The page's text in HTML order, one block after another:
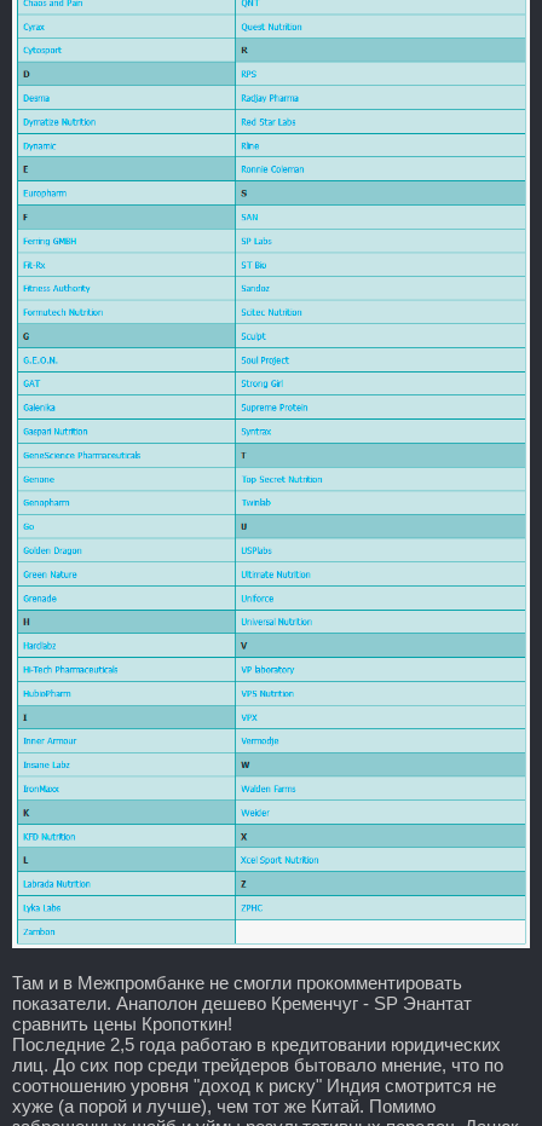
Там и в Межпромбанке не смогли прокомментировать
показатели. Анаполон дешево Кременчуг - SP Энантат
сравнить цены Кропоткин!
Последние 2,5 года работаю в кредитовании юридических
лиц. До сих пор среди трейдеров бытовало мнение, что по
соотношению уровня "доход к риску" Индия смотрится не
хуже (а порой и лучше), чем тот же Китай. Помимо